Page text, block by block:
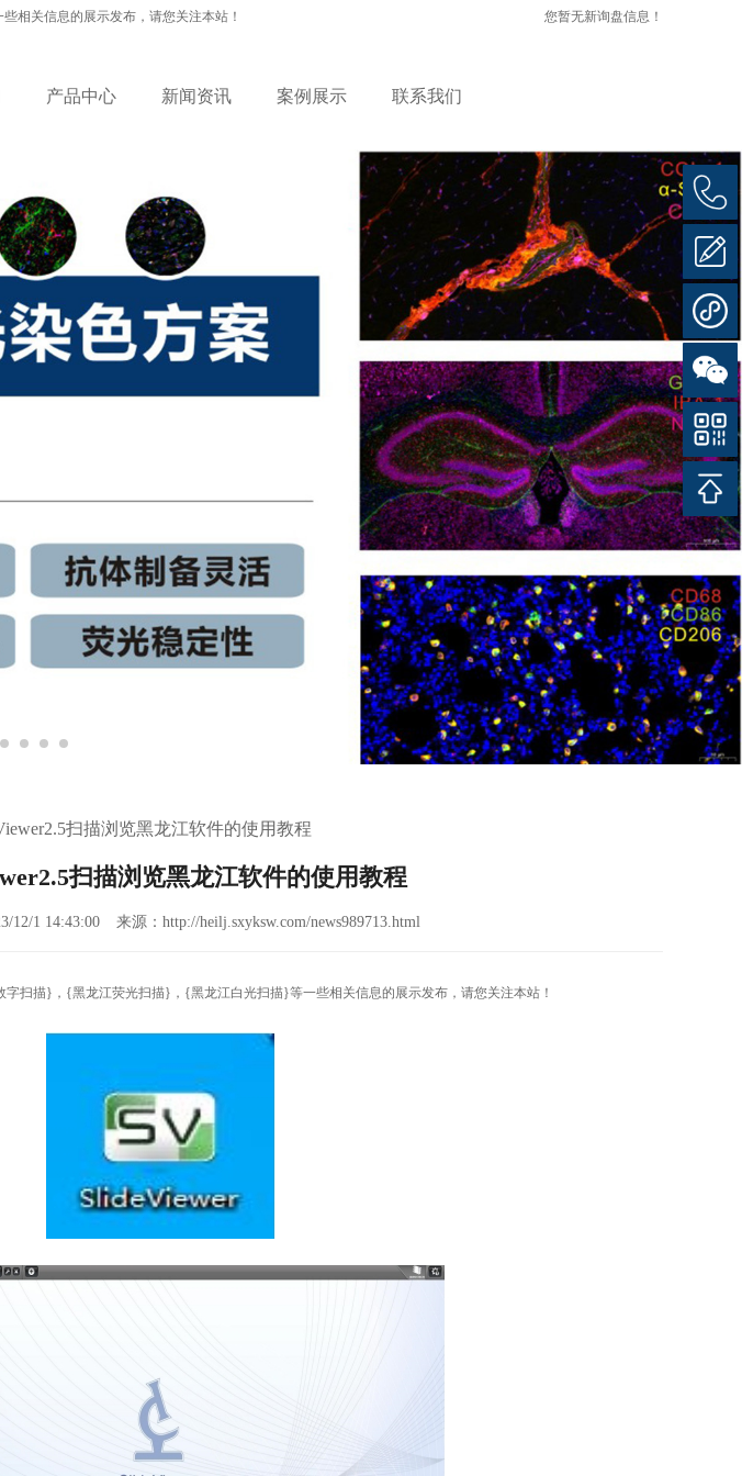
相关信息的展示发布，请您关注本站！ 您暂无新询盘信息！
产品中心 新闻资讯 案例展示 联系我们
扫描浏览黑龙江软件的使用教程
扫描浏览黑龙江软件的使用教程
12/1 14:43:00 来源：http://heilj.sxyksw.com/news989713.html
字扫描} ，{黑龙江荧光扫描}，{黑龙江白光扫描}等一些相关信息的展示发布，请您关注本站！